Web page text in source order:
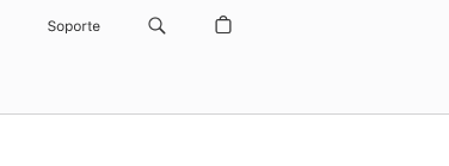
Soporte